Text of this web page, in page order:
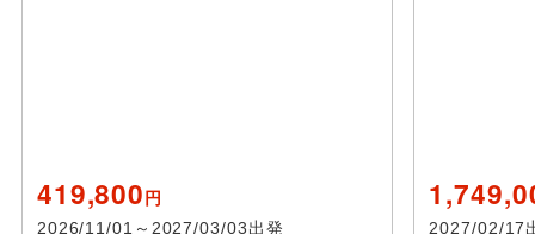
419,800円
2026/11/01～2027/03/03出発 2027/02/17